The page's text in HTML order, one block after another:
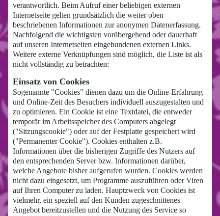
verantwortlich. Beim Aufruf einer beliebigen externen
Internetseite gelten grundsätzlich die weiter oben
beschriebenen Informationen zur anonymen Datenerfassung.
Nachfolgend die wichtigsten vorübergehend oder dauerhaft
auf unseren Internetseiten eingebundenen externen Links.
Weitere externe Verknüpfungen sind möglich, die Liste ist als
nicht vollständig zu betrachten:
Einsatz von Cookies
Sogenannte "Cookies" dienen dazu um die Online-Erfahrung
und Online-Zeit des Besuchers individuell auszugestalten und
zu optimieren. Ein Cookie ist eine Textdatei, die entweder
temporär im Arbeitsspeicher des Computers abgelegt
("Sitzungscookie") oder auf der Festplatte gespeichert wird
("Permanenter Cookie"). Cookies enthalten z.B.
Informationen über die bisherigen Zugriffe des Nutzers auf
den entsprechenden Server bzw. Informationen darüber,
welche Angebote bisher aufgerufen wurden. Cookies werden
nicht dazu eingesetzt, um Programme auszuführen oder Viren
auf Ihren Computer zu laden. Hauptzweck von Cookies ist
vielmehr, ein speziell auf den Kunden zugeschnittenes
Angebot bereitzustellen und die Nutzung des Service so